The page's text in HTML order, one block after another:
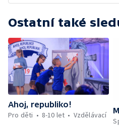
Ostatní také
Ahoj, republiko!
Pro děti
8-10 let Vzdělávací